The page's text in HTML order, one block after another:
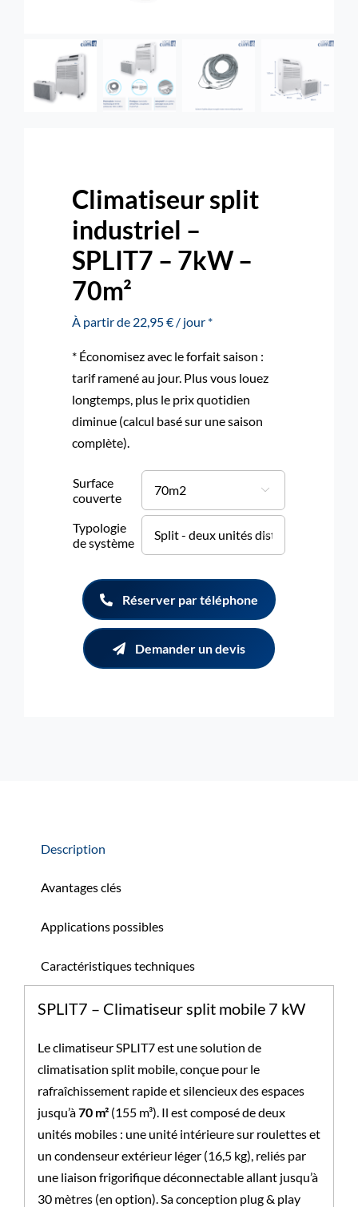
Nous contacter : 04 72 48 02 18
Climatiseur split
industriel –
SPLIT7 – 7kW –
70m²
À partir de 22,95 € / jour *
* Économisez avec le forfait saison :
tarif ramené au jour. Plus vous louez
longtemps, plus le prix quotidien
diminue (calcul basé sur une saison
complète).
Surface
couverte

Typologie
de système

Réserver par téléphone
Demander un devis
Description
Avantages clés
Applications possibles
Caractéristiques techniques
SPLIT7 – Climatiseur split mobile 7 kW
Le climatiseur SPLIT7 est une solution de
climatisation split mobile, conçue pour le
rafraîchissement rapide et silencieux des espaces
jusqu’à70 m²(155 m³). Il est composé de deux
unités mobiles : une unité intérieure sur roulettes et
un condenseur extérieur léger (16,5 kg), reliés par
une liaison frigorifique déconnectable allant jusqu’à
30 mètres (en option). Sa conception plug & play